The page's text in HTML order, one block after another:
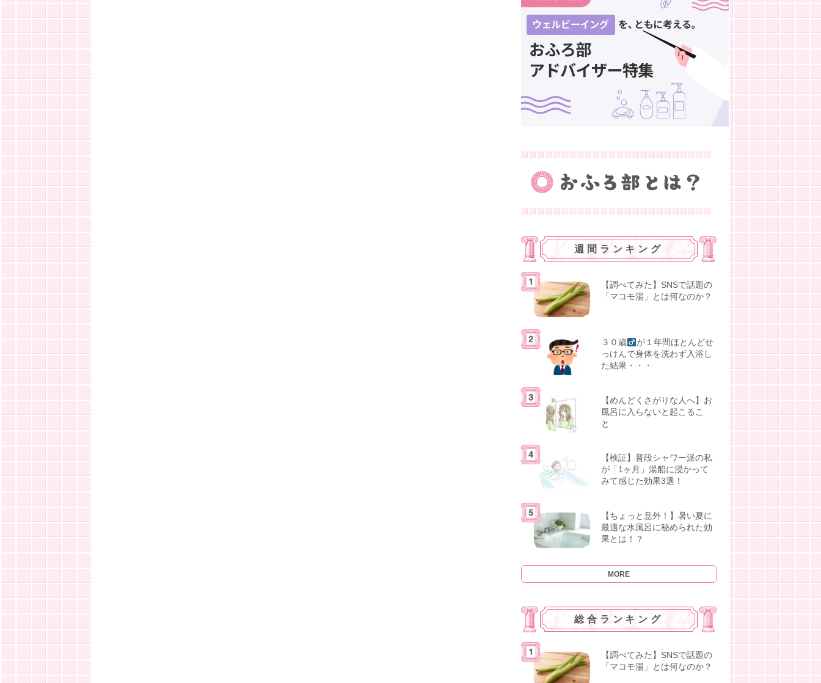
週間ランキング
【調べてみた】SNSで話題の
「マコモ湯」とは何なのか？
３０歳
が１年間ほとんどせ
っけんで身体を洗わず入浴し
た結果・・・
【めんどくさがりな人へ】お
風呂に入らないと起こるこ
と
【検証】普段シャワー派の私
が「1ヶ月」湯船に浸かって
みて感じた効果3選！
【ちょっと意外！】暑い夏に
最適な水風呂に秘められた効
果とは！？
MORE
総合ランキング
【調べてみた】SNSで話題の
「マコモ湯」とは何なのか？